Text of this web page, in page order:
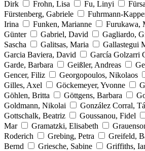
Dirk
Frohn, Lisa Fu, Linyi
Fürstenberg, Gabriele
Fuhrmann-
Irina
Funken, Marianne Furukawa,
Günter
Gabriel, David Gagliardo,
Sascha
Galitsas, Maria
Gallastegui
Garcia Baviera, David
García Golzarri
Garde, Barbara
Geißler, Andreas
Gencer, Filiz
Georgopoulos, Nikolaos
Gilles, Axel
Göckemeyer, Yvonne
Göhlen, Britta
Göttgens, Barbara
Goldmann, Nikolai
González Corral,
Gottschalk, Beatriz
Goussanou, Fidel
Mar
Gramatzki, Elisabeth
Roderich
Grebing, Petra Greifeld,
Bernd
Griesche, Sabine Griffiths,